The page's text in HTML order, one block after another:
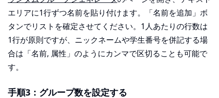
エリアに1行ずつ名前を貼り付けます。「名前を追加」ボ
タンでリストを確定させてください。1人あたりの行数は
1行が原則ですが、ニックネームや学生番号を併記する場
合は「名前, 属性」のようにカンマで区切ることも可能で
す。
手順3：グループ数を設定する